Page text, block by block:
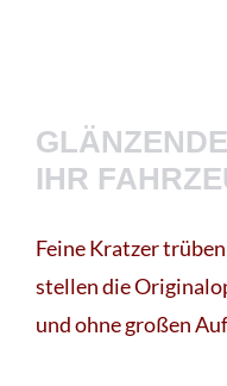
IHR
Feine Kratzer
stellen die
und ohne großen